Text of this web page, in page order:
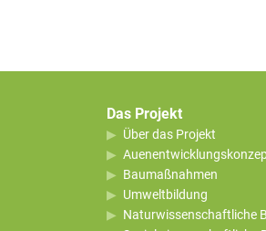
Das Projekt
Über das Projekt
Baumaßnahmen
Umweltbildung
Naturwissenschaftliche